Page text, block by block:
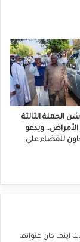
الحملة الثالثة
ويدعو
للقضاء على
اينما كان عنوانها